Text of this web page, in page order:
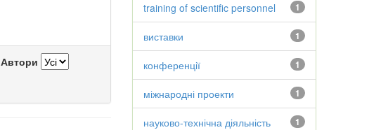
Автори
1
training of scientific personnel
1
виставки
1
конференції
1
міжнародні проекти
1
науково-технічна діяльність